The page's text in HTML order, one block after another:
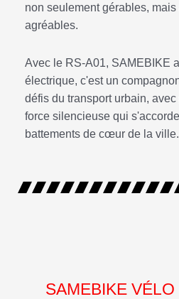
non seulement gérables,
agréables.
Avec le RS-A01, SAMEBIKE
électrique, c'est un
défis du transport urbain,
force silencieuse qui
battements de cœur de la ville.
SAMEBIKE